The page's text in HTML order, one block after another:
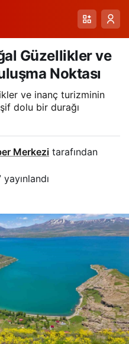
Güzellikler ve
Noktası
ve inanç turizminin
dolu bir durağı
Merkezi tarafından
yayınlandı
Paylaş